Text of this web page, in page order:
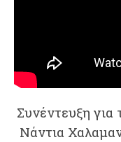
Συνέντευξη για
Νάντια